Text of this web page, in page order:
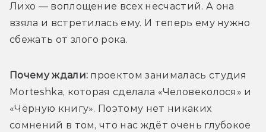
Лихо — воплощение всех несчастий. А она
взяла и встретилась ему. И теперь ему нужно
сбежать от злого рока.
Почему ждали: проектом занималась студия
Morteshka, которая сделала «Человеколося» и
«Чёрную книгу». Поэтому нет никаких
сомнений в том, что нас ждёт очень глубокое